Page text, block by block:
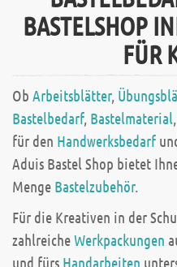
BASTELSHOP
FÜR
Ob Arbeitsblätter,
Bastelbedarf, Bastelmaterial,
für den Handwerksbedarf
Aduis Bastel Shop bietet
Menge Bastelzubehör.
Für die Kreativen in der
zahlreicheWerkpackungen
und fürs Handarbeiten